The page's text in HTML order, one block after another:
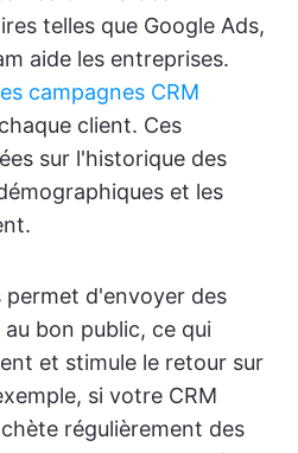
telles que Google Ads,
aide les entreprises.
campagnes CRM
client. Ces
sur l'historique des
et les
d'envoyer des
bon public, ce qui
et stimule le retour sur
si votre CRM
régulièrement des